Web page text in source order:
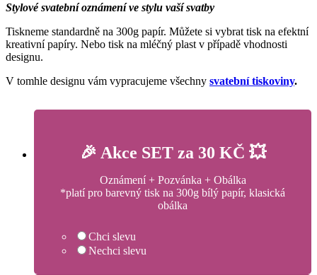
Stylové svatební oznámení ve stylu vaší svatby
Tiskneme standardně na 300g papír. Můžete si vybrat tisk na efektní
kreativní papíry. Nebo tisk na mléčný plast v případě vhodnosti
designu.
V tomhle designu vám vypracujeme všechny svatební tiskoviny.
🎉 Akce SET za 30 KČ 💥
Oznámení + Pozvánka + Obálka
*platí pro barevný tisk na 300g bílý papír, klasická
obálka
Chci slevu
Nechci slevu